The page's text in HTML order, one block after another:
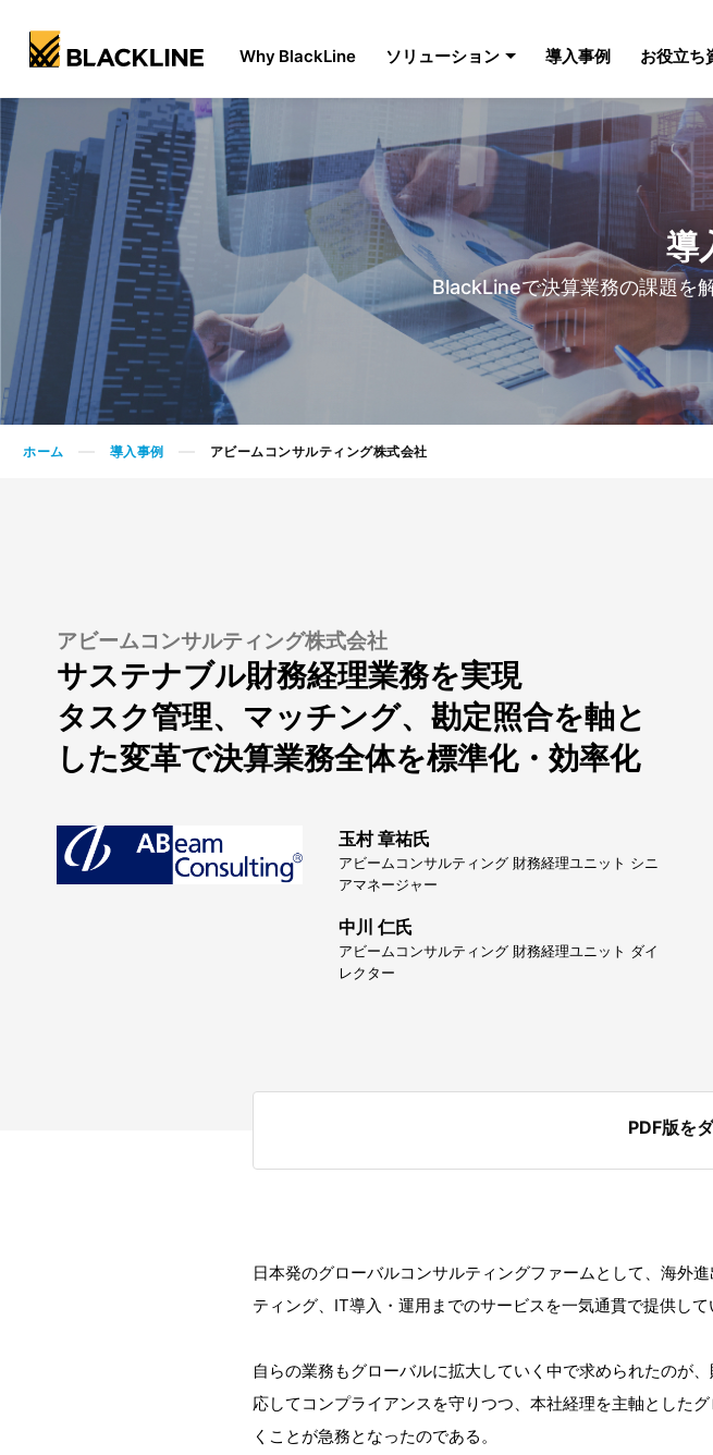
Why BlackLine ソリューション 導入事例 お役立ち
導
BlackLineで決算業務の課題を
ホーム 導入事例 アビームコンサルティング株式会社
アビームコンサルティング株式会社
サステナブル財務経理業務を実現
タスク管理、マッチング、勘定照合を軸と
した変革で決算業務全体を標準化・効率化
玉村 章祐氏
アビームコンサルティング 財務経理ユニット シニ
アマネージャー
中川 仁氏
アビームコンサルティング 財務経理ユニット ダイ
レクター
PDF版を
日本発のグローバルコンサルティングファームとして、海外
ティング、IT導入・運用までのサービスを一気通貫で提供して
自らの業務もグローバルに拡大していく中で求められたのが
応してコンプライアンスを守りつつ、本社経理を主軸とした
くことが急務となったのである。